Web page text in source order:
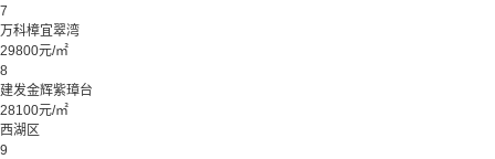
7
万科樟宜翠湾
29800元/㎡
8
建发金辉紫璋台
28100元/㎡
西湖区
9